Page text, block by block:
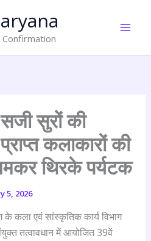
सुरों की
कलाकारों की
थिरके पर्यटक
5, 2026
कला एवं सांस्कृतिक कार्य विभाग
तत्वावधान में आयोजित 39वें